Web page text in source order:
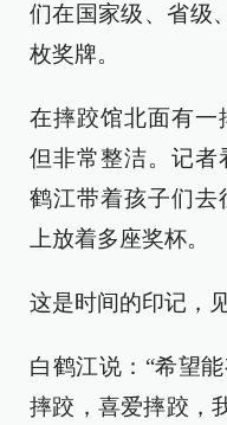
们在国家级、省级
枚奖牌。
在摔跤馆北面有一
但非常整洁。记者
鹤江带着孩子们去
上放着多座奖杯。
这是时间的印记，
白鹤江说：“希望
摔跤，喜爱摔跤，